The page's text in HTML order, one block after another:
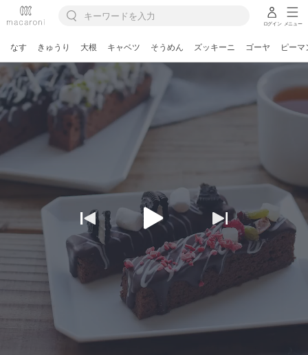
ログイン メニュー
なす きゅうり 大根 キャベツ そうめん ズッキーニ ゴーヤ ピーマ